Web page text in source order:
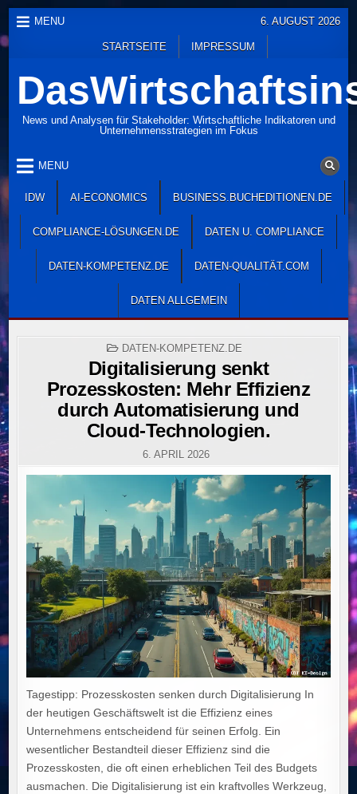
Skip
to
content
MENU
STARTSEITE IMPRESSUM
6. AUGUST 2026
News und Analysen für Stakeholder: Wirtschaftliche Indikatoren und
Unternehmensstrategien im Fokus
MENU
IDW AI-ECONOMICS BUSINESS.BUCHEDITIONEN.DE
COMPLIANCE-LÖSUNGEN.DE DATEN U. COMPLIANCE
DATEN-KOMPETENZ.DE DATEN-QUALITÄT.COM
DATEN ALLGEMEIN
POSTED
DATEN-KOMPETENZ.DE
Digitalisierung senkt
Prozesskosten: Mehr Effizienz
durch Automatisierung und
Cloud-Technologien.
6. APRIL 2026
Tagestipp: Prozesskosten senken durch Digitalisierung In
der heutigen Geschäftswelt ist die Effizienz eines
Unternehmens entscheidend für seinen Erfolg. Ein
wesentlicher Bestandteil dieser Effizienz sind die
Prozesskosten, die oft einen erheblichen Teil des Budgets
ausmachen. Die Digitalisierung ist ein kraftvolles Werkzeug,